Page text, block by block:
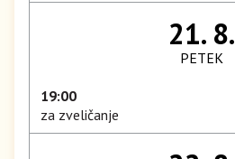
21. 8.
PETEK
19:00
za zveličanje